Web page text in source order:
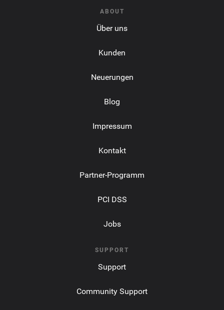
ABOUT
Über uns
Kunden
Neuerungen
Blog
Impressum
Kontakt
Partner-Programm
PCI DSS
Jobs
SUPPORT
Support
Community Support